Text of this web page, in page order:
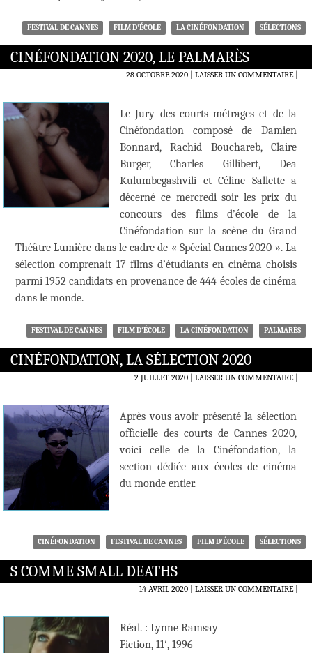
FESTIVAL DE CANNES FILM D'ÉCOLE LA CINÉFONDATION SÉLECTIONS
CINÉFONDATION 2020, LE PALMARÈS
28 OCTOBRE 2020 LAISSER UN COMMENTAIRE|
Le Jury des courts métrages et de la
Cinéfondation composé de Damien
Bonnard, Rachid Bouchareb, Claire
Burger, Charles Gillibert, Dea
Kulumbegashvili et Céline Sallette a
décerné ce mercredi soir les prix du
concours des films d’école de la
Cinéfondation sur la scène du Grand
Théâtre Lumière dans le cadre de « Spécial Cannes 2020 ». La
sélection comprenait 17 films d’étudiants en cinéma choisis
parmi 1952 candidats en provenance de 444 écoles de cinéma
dans le monde.
FESTIVAL DE CANNES FILM D'ÉCOLE LA CINÉFONDATION PALMARÈS
CINÉFONDATION, LA SÉLECTION 2020
2 JUILLET 2020 LAISSER UN COMMENTAIRE|
Après vous avoir présenté la sélection
officielle des courts de Cannes 2020,
voici celle de la Cinéfondation, la
section dédiée aux écoles de cinéma
du monde entier.
CINÉFONDATION FESTIVAL DE CANNES FILM D'ÉCOLE SÉLECTIONS
S COMME SMALL DEATHS
14 AVRIL 2020 LAISSER UN COMMENTAIRE|
Réal. : Lynne Ramsay
Fiction, 11′, 1996